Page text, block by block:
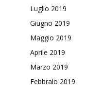
Luglio 2019
Giugno 2019
Maggio 2019
Aprile 2019
Marzo 2019
Febbraio 2019